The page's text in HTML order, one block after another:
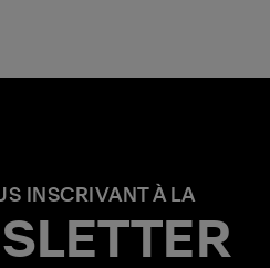
INSCRIVANT À LA